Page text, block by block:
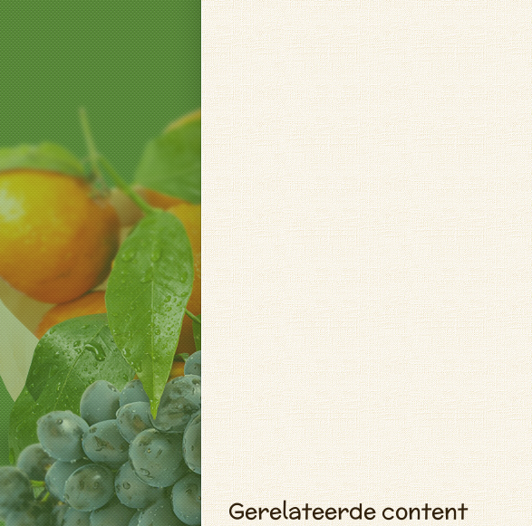
Gerelateerde content